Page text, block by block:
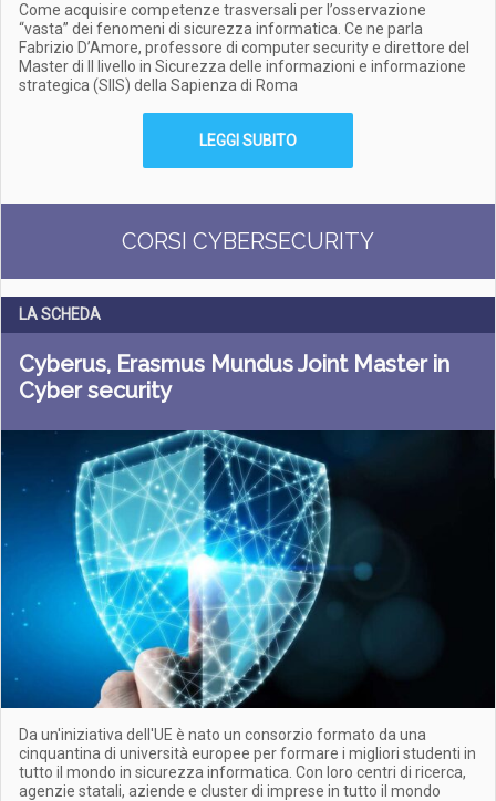
Come acquisire competenze trasversali per l’osservazione
“vasta” dei fenomeni di sicurezza informatica. Ce ne parla
Fabrizio D’Amore, professore di computer security e direttore del
Master di II livello in Sicurezza delle informazioni e informazione
strategica (SIIS) della Sapienza di Roma
LEGGI SUBITO
CORSI CYBERSECURITY
LA SCHEDA
Cyberus, Erasmus Mundus Joint Master in
Cyber security
Da un'iniziativa dell'UE è nato un consorzio formato da una
cinquantina di università europee per formare i migliori studenti in
tutto il mondo in sicurezza informatica. Con loro centri di ricerca,
agenzie statali, aziende e cluster di imprese in tutto il mondo